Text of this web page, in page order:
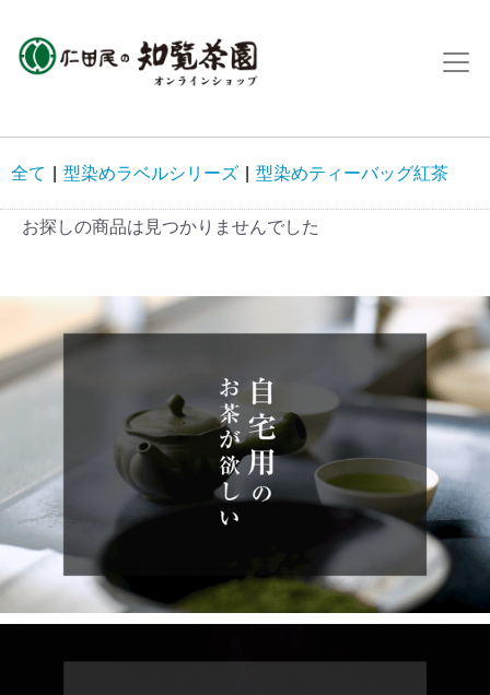
全て 型染めラベルシリーズ 型染めティーバッグ紅茶
お探しの商品は見つかりませんでした